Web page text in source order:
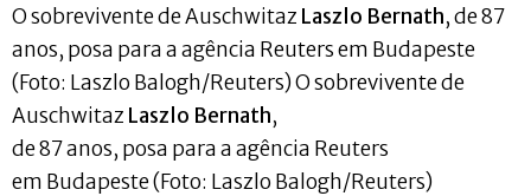
O sobrevivente de Auschwitaz Laszlo Bernath, de 87
anos, posa para a agência Reuters em Budapeste
(Foto: Laszlo Balogh/Reuters) O sobrevivente de
Auschwitaz Laszlo Bernath,
de 87 anos, posa para a agência Reuters
em Budapeste (Foto: Laszlo Balogh/Reuters)